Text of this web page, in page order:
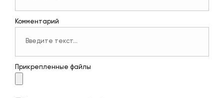
Комментарий
Прикрепленные файлы